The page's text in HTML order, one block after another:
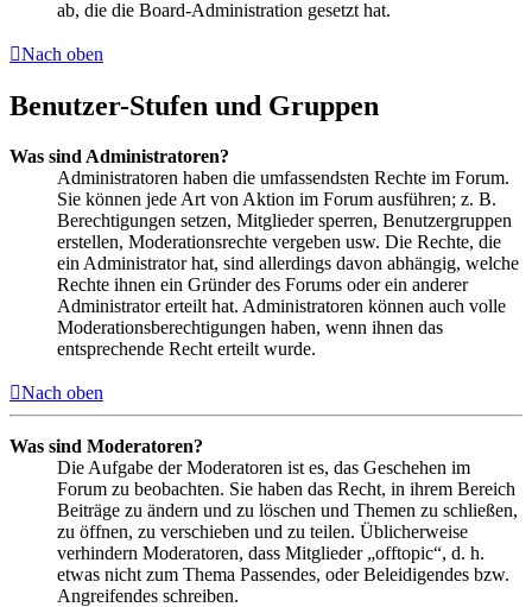
ab, die die Board-Administration gesetzt hat.
Nach oben
Benutzer-Stufen und Gruppen
Was sind Administratoren?
Administratoren haben die umfassendsten Rechte im Forum.
Sie können jede Art von Aktion im Forum ausführen; z. B.
Berechtigungen setzen, Mitglieder sperren, Benutzergruppen
erstellen, Moderationsrechte vergeben usw. Die Rechte, die
ein Administrator hat, sind allerdings davon abhängig, welche
Rechte ihnen ein Gründer des Forums oder ein anderer
Administrator erteilt hat. Administratoren können auch volle
Moderationsberechtigungen haben, wenn ihnen das
entsprechende Recht erteilt wurde.
Nach oben
Was sind Moderatoren?
Die Aufgabe der Moderatoren ist es, das Geschehen im
Forum zu beobachten. Sie haben das Recht, in ihrem Bereich
Beiträge zu ändern und zu löschen und Themen zu schließen,
zu öffnen, zu verschieben und zu teilen. Üblicherweise
verhindern Moderatoren, dass Mitglieder „offtopic“, d. h.
etwas nicht zum Thema Passendes, oder Beleidigendes bzw.
Angreifendes schreiben.